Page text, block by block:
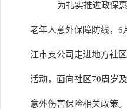
为扎实推进政保
老年人意外保障防线，6
江市支公司走进地方社
活动，面向社区70周岁
意外伤害保险相关政策。